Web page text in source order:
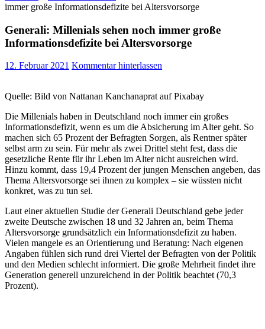
immer große Informationsdefizite bei Altersvorsorge
Generali: Millenials sehen noch immer große
Informationsdefizite bei Altersvorsorge
12. Februar 2021 Kommentar hinterlassen
Quelle: Bild von Nattanan Kanchanaprat auf Pixabay
Die Millenials haben in Deutschland noch immer ein großes
Informationsdefizit, wenn es um die Absicherung im Alter geht. So
machen sich 65 Prozent der Befragten Sorgen, als Rentner später
selbst arm zu sein. Für mehr als zwei Drittel steht fest, dass die
gesetzliche Rente für ihr Leben im Alter nicht ausreichen wird.
Hinzu kommt, dass 19,4 Prozent der jungen Menschen angeben, das
Thema Altersvorsorge sei ihnen zu komplex – sie wüssten nicht
konkret, was zu tun sei.
Laut einer aktuellen Studie der Generali Deutschland gebe jeder
zweite Deutsche zwischen 18 und 32 Jahren an, beim Thema
Altersvorsorge grundsätzlich ein Informationsdefizit zu haben.
Vielen mangele es an Orientierung und Beratung: Nach eigenen
Angaben fühlen sich rund drei Viertel der Befragten von der Politik
und den Medien schlecht informiert. Die große Mehrheit findet ihre
Generation generell unzureichend in der Politik beachtet (70,3
Prozent).